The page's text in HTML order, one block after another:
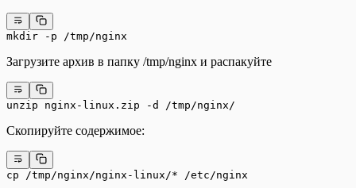
mkdir -p /tmp/nginx
Загрузите архив в папку /tmp/nginx и распакуйте
unzip nginx-linux.zip -d /tmp/nginx/
Скопируйте содержимое:
cp /tmp/nginx/nginx-linux/* /etc/nginx